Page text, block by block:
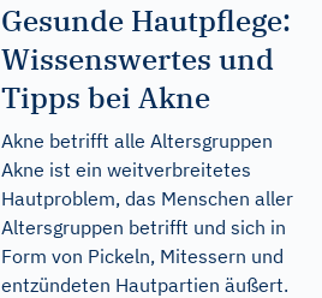
Gesunde Hautpflege:
Wissenswertes und
Tipps bei Akne
Akne betrifft alle Altersgruppen
Akne ist ein weitverbreitetes
Hautproblem, das Menschen aller
Altersgruppen betrifft und sich in
Form von Pickeln, Mitessern und
entzündeten Hautpartien äußert.